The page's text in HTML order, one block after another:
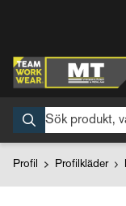
Profil Profilkläder